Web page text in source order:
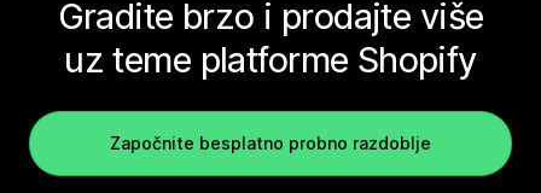
Gradite brzo i prodajte više
uz teme platforme Shopify
Započnite besplatno probno razdoblje